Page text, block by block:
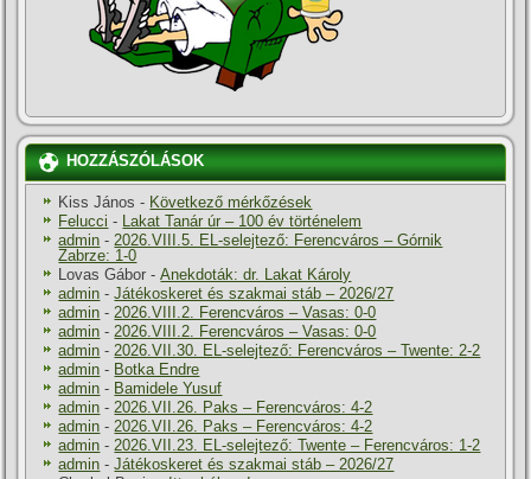
HOZZÁSZÓLÁSOK
Kiss János - Következő mérkőzések
Felucci -
Lakat Tanár úr – 100 év történelem
admin - 2026.VIII.5. EL-selejtező: Ferencváros – Górnik
Zabrze: 1-0
Lovas Gábor -Anekdoták: dr. Lakat Károly
admin -Játékoskeret és szakmai stáb – 2026/27
admin - 2026.VIII.2. Ferencváros – Vasas: 0-0
admin - 2026.VIII.2. Ferencváros – Vasas: 0-0
admin - 2026.VII.30. EL-selejtező: Ferencváros – Twente: 2-2
admin - Botka Endre
admin - Bamidele Yusuf
admin - 2026.VII.26. Paks – Ferencváros: 4-2
admin - 2026.VII.26. Paks – Ferencváros: 4-2
admin - 2026.VII.23. EL-selejtező: Twente – Ferencváros: 1-2
admin -Játékoskeret és szakmai stáb – 2026/27